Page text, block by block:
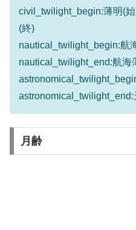
civil_twilight_begin:薄明(
(終)
nautical_twilight_begin:航
nautical_twilight_end:航海
astronomical_twilight_end:
月齢